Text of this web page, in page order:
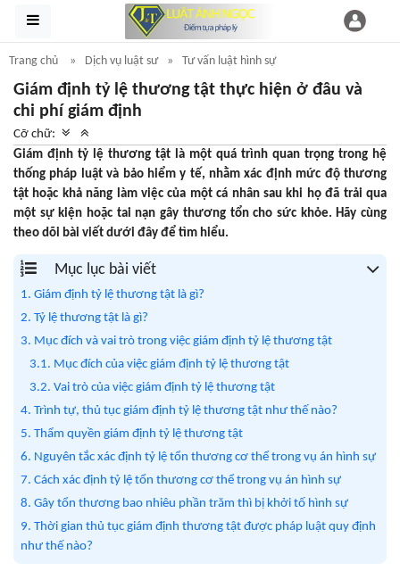
Trang chủ Dịch vụ luật sư Tư vấn luật hình sự
Giám định tỷ lệ thương tật thực hiện ở đâu và
chi phí giám định
Cỡ chữ:
Giám định tỷ lệ thương tật là một quá trình quan trọng trong hệ
thống pháp luật và bảo hiểm y tế, nhằm xác định mức độ thương
tật hoặc khả năng làm việc của một cá nhân sau khi họ đã trải qua
một sự kiện hoặc tai nạn gây thương tổn cho sức khỏe. Hãy cùng
theo dõi bài viết dưới đây để tìm hiểu.
Mục lục bài viết
1. Giám định tỷ lệ thương tật là gì?
2. Tỷ lệ thương tật là gì?
3. Mục đích và vai trò trong việc giám định tỷ lệ thương tật
3.1. Mục đích của việc giám định tỷ lệ thương tật
3.2. Vai trò của việc giám định tỷ lệ thương tật
4. Trình tự, thủ tục giám định tỷ lệ thương tật như thế nào?
5. Thẩm quyền giám định tỷ lệ thương tật
6. Nguyên tắc xác định tỷ lệ tổn thương cơ thể trong vụ án hình sự
7. Cách xác định tỷ lệ tổn thương cơ thể trong vụ án hình sự
8. Gây tổn thương bao nhiêu phần trăm thì bị khởi tố hình sự
9. Thời gian thủ tục giám định thương tật được pháp luật quy định
như thế nào?